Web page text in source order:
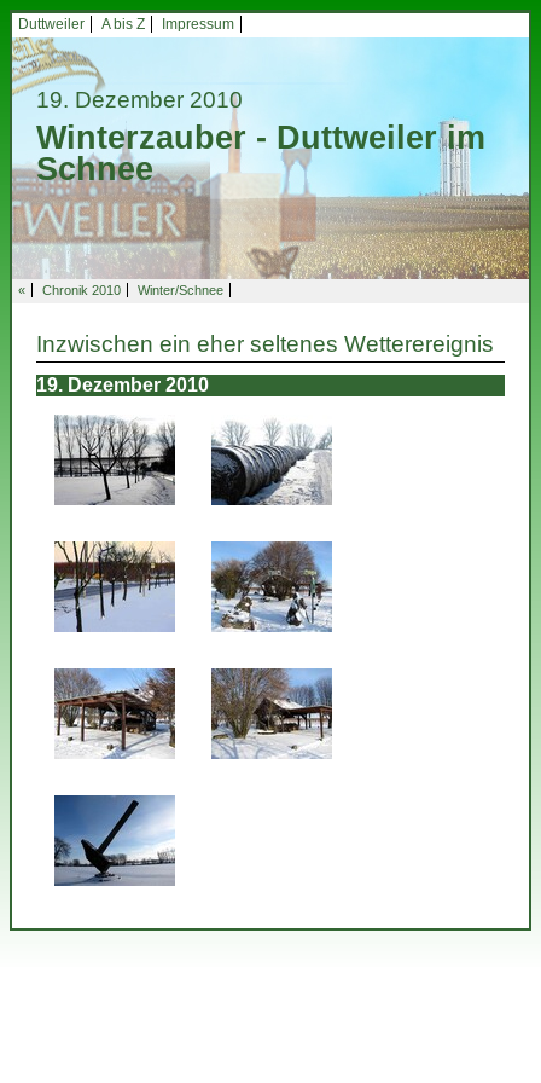
Duttweiler A bis Z Impressum
19. Dezember 2010
Winterzauber - Duttweiler im
Schnee
« Chronik 2010 Winter/Schnee
Inzwischen ein eher seltenes Wetterereignis
19. Dezember 2010